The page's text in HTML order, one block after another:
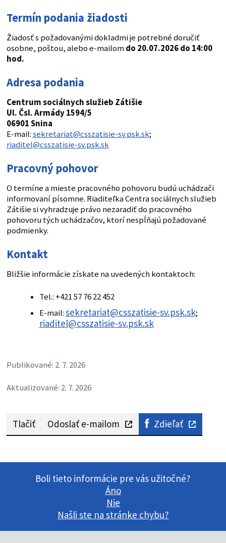
Termín podania žiadosti
Žiadosť s požadovanými dokladmi je potrebné doručiť
osobne, poštou, alebo e-mailomdo 20.07.2026 do 14:00
hod.
Adresa podania
Centrum sociálnych služieb Zátišie
Ul. Čsl. Armády 1594/5
06901 Snina
E-mail:sekretariat@csszatisie-sv.psk.sk;
riaditel@csszatisie-sv.psk.sk
Pracovný pohovor
O termíne a mieste pracovného pohovoru budú uchádzači
informovaní písomne. Riaditeľka Centra sociálnych služieb
Zátišie si vyhradzuje právo nezaradiť do pracovného
pohovoru tých uchádzačov, ktorí nespĺňajú požadované
podmienky.
Kontakt
Bližšie informácie získate na uvedených kontaktoch:
Tel.: +421 57 76 22 452
E-mail:sekretariat@csszatisie-sv.psk.sk;
riaditel@csszatisie-sv.psk.sk
Publikované: 2. 7. 2026
Aktualizované: 2. 7. 2026
Tlačiť Odoslať e-mailom Zdieľať
Boli tieto informácie pre vás užitočné?
Áno
Nie
Našli ste na stránke chybu?